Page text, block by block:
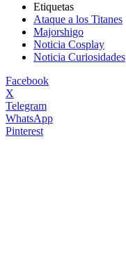
Etiquetas
Ataque a los Titanes
Majorshigo
Noticia Cosplay
Noticia Curiosidades
Facebook
X
Telegram
WhatsApp
Pinterest